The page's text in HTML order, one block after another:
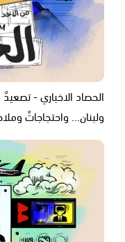
الحصاد الاخباري -
ولبنان... واحتجاجاتٌ وملاحقاتٌ